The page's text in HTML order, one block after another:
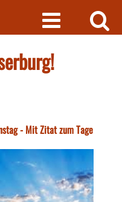
- Mit Zitat zum Tage